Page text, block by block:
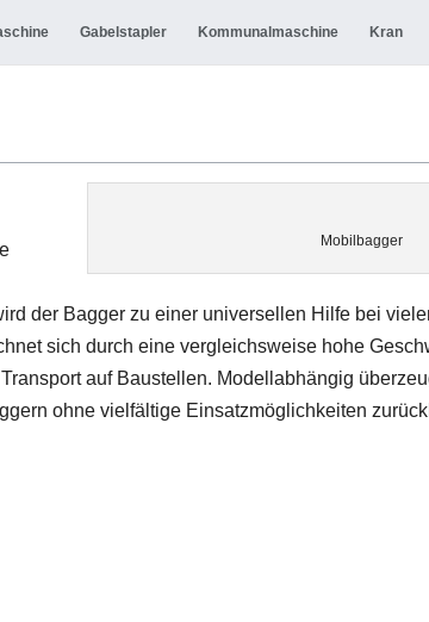
Gabelstapler Kommunalmaschine Kran
Mobilbagger
der Bagger zu einer universellen Hilfe bei
sich durch eine vergleichsweise hohe
auf Baustellen. Modellabhängig
ohne vielfältige Einsatzmöglichkeiten